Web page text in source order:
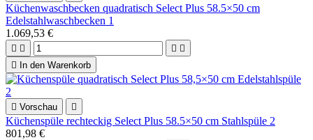
Küchenwaschbecken quadratisch Select Plus 58.5×50 cm
Edelstahlwaschbecken 1
1.069,53 €
   

In den Warenkorb
 Vorschau 
Küchenspüle rechteckig Select Plus 58.5×50 cm Stahlspüle 2
801,98 €